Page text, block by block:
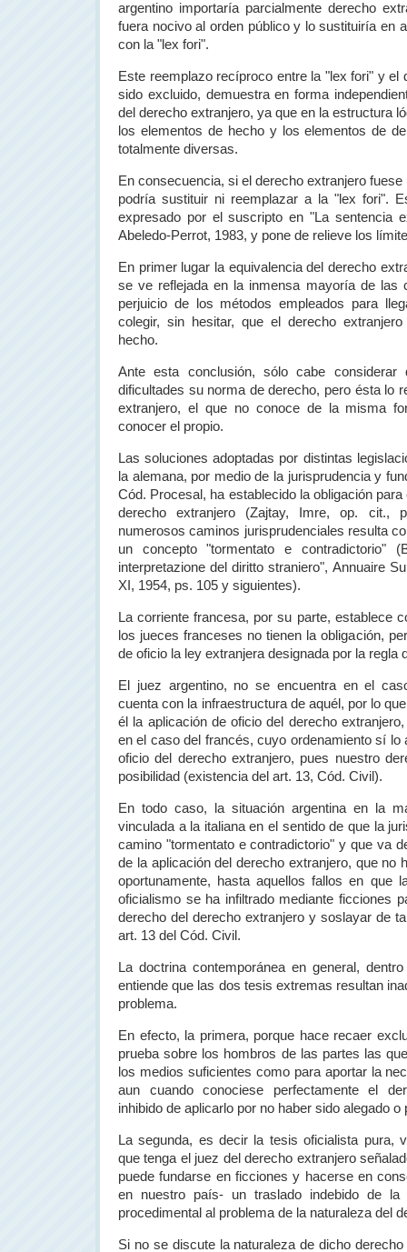
argentino importaría parcialmente derecho
fuera nocivo al orden público y lo sustituiría en
con la "lex fori".
Este reemplazo recíproco entre la "lex fori" y el
sido excluido, demuestra en forma
del derecho extranjero, ya que en la estructura
los elementos de hecho y los elementos de
totalmente diversas.
En consecuencia, si el derecho extranjero
podría sustituir ni reemplazar a la "lex fori".
expresado por el suscripto en "La sentencia
Abeledo-Perrot, 1983, y pone de relieve los
En primer lugar la equivalencia del derecho
se ve reflejada en la inmensa mayoría de las
perjuicio de los métodos empleados para
colegir, sin hesitar, que el derecho
hecho.
Ante esta conclusión, sólo cabe
dificultades su norma de derecho, pero ésta lo
extranjero, el que no conoce de la misma
conocer el propio.
Las soluciones adoptadas por distintas
la alemana, por medio de la jurisprudencia y
Cód. Procesal, ha establecido la obligación
derecho extranjero (Zajtay, Imre, op. cit.,
numerosos caminos jurisprudenciales resulta
un concepto "tormentato e contradictorio"
interpretazione del diritto straniero", Annuaire
XI, 1954, ps. 105 y siguientes).
La corriente francesa, por su parte, establece
los jueces franceses no tienen la obligación,
de oficio la ley extranjera designada por la regla
El juez argentino, no se encuentra en el
cuenta con la infraestructura de aquél, por lo
él la aplicación de oficio del derecho
en el caso del francés, cuyo ordenamiento sí lo
oficio del derecho extranjero, pues nuestro
posibilidad (existencia del art. 13, Cód. Civil).
En todo caso, la situación argentina en la
vinculada a la italiana en el sentido de que la
camino "tormentato e contradictorio" y que va
de la aplicación del derecho extranjero, que no
oportunamente, hasta aquellos fallos en que
oficialismo se ha infiltrado mediante ficciones
derecho del derecho extranjero y soslayar de
art. 13 del Cód. Civil.
La doctrina contemporánea en general,
entiende que las dos tesis extremas resultan
problema.
En efecto, la primera, porque hace recaer
prueba sobre los hombros de las partes las
los medios suficientes como para aportar la
aun cuando conociese perfectamente el
inhibido de aplicarlo por no haber sido alegado
La segunda, es decir la tesis oficialista pura,
que tenga el juez del derecho extranjero
puede fundarse en ficciones y hacerse en
en nuestro país- un traslado indebido de la
procedimental al problema de la naturaleza del
Si no se discute la naturaleza de dicho